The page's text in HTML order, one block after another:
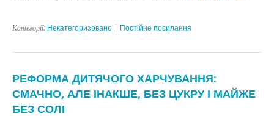
Категорії: Некатегоризовано Постійне посилання
РЕФОРМА ДИТЯЧОГО ХАРЧУВАННЯ:
СМАЧНО, АЛЕ ІНАКШЕ, БЕЗ ЦУКРУ І МАЙЖЕ
БЕЗ СОЛІ